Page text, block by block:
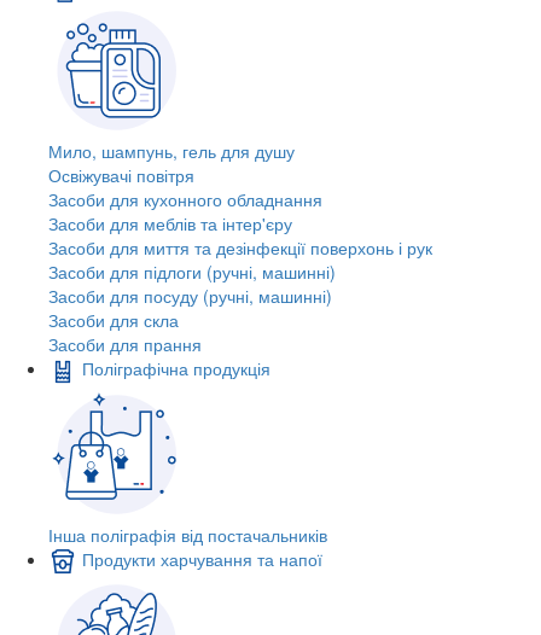
Мило, шампунь, гель для душу
Освіжувачі повітря
Засоби для кухонного обладнання
Засоби для меблів та інтер'єру
Засоби для миття та дезінфекції поверхонь і рук
Засоби для підлоги (ручні, машинні)
Засоби для посуду (ручні, машинні)
Засоби для скла
Засоби для прання
Поліграфічна продукція
Інша поліграфія від постачальників
Продукти харчування та напої